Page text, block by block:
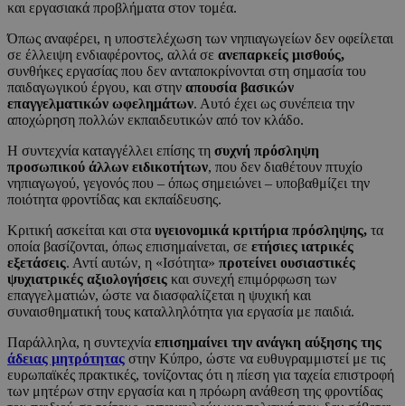
και εργασιακά προβλήματα στον τομέα.
Όπως αναφέρει, η υποστελέχωση των νηπιαγωγείων δεν οφείλεται
σε έλλειψη ενδιαφέροντος, αλλά σε ανεπαρκείς μισθούς,
συνθήκες εργασίας που δεν ανταποκρίνονται στη σημασία του
παιδαγωγικού έργου, και στην απουσία βασικών
επαγγελματικών ωφελημάτων. Αυτό έχει ως συνέπεια την
αποχώρηση πολλών εκπαιδευτικών από τον κλάδο.
Η συντεχνία καταγγέλλει επίσης τη συχνή πρόσληψη
προσωπικού άλλων ειδικοτήτων, που δεν διαθέτουν πτυχίο
νηπιαγωγού, γεγονός που – όπως σημειώνει – υποβαθμίζει την
ποιότητα φροντίδας και εκπαίδευσης.
Κριτική ασκείται και στα υγειονομικά κριτήρια πρόσληψης, τα
οποία βασίζονται, όπως επισημαίνεται, σε ετήσιες ιατρικές
εξετάσεις. Αντί αυτών, η «Ισότητα» προτείνει ουσιαστικές
ψυχιατρικές αξιολογήσεις και συνεχή επιμόρφωση των
επαγγελματιών, ώστε να διασφαλίζεται η ψυχική και
συναισθηματική τους καταλληλότητα για εργασία με παιδιά.
Παράλληλα, η συντεχνία επισημαίνει την ανάγκη αύξησης της
άδειας μητρότητας στην Κύπρο, ώστε να ευθυγραμμιστεί με τις
ευρωπαϊκές πρακτικές, τονίζοντας ότι η πίεση για ταχεία επιστροφή
των μητέρων στην εργασία και η πρόωρη ανάθεση της φροντίδας